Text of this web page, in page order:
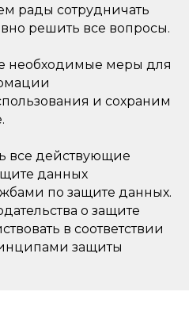
рады сотрудничать
решить все вопросы.
необходимые меры для
и сохраним
все действующие
данных
по защите данных.
о защите
в соответствии
защиты